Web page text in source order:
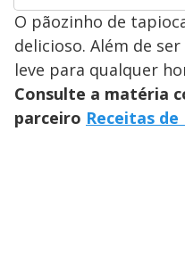
O pãozinho de
delicioso. Além de
leve para qualquer
Consulte a matéria
parceiro Receitas de